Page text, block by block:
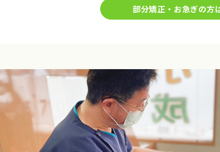
部分矯正・お急ぎの方